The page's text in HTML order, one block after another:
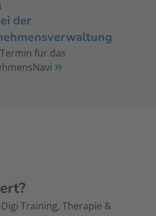
der
für das
Training, Therapie &